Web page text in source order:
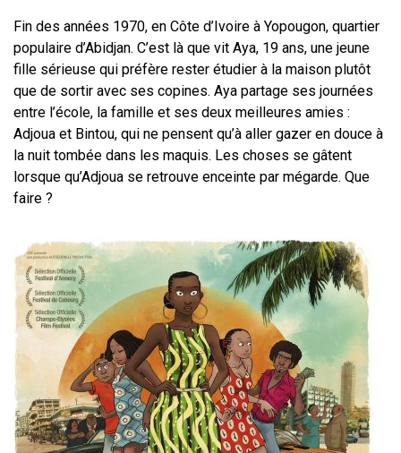
Fin des années 1970, en Côte d’Ivoire à Yopougon, quartier
populaire d’Abidjan. C’est là que vit Aya, 19 ans, une jeune
fille sérieuse qui préfère rester étudier à la maison plutôt
que de sortir avec ses copines. Aya partage ses journées
entre l’école, la famille et ses deux meilleures amies :
Adjoua et Bintou, qui ne pensent qu’à aller gazer en douce à
la nuit tombée dans les maquis. Les choses se gâtent
lorsque qu’Adjoua se retrouve enceinte par mégarde. Que
faire ?